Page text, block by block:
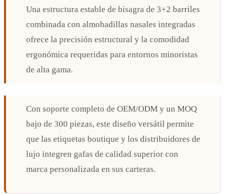
Una estructura estable de bisagra de 3+2 barriles
combinada con almohadillas nasales integradas
ofrece la precisión estructural y la comodidad
ergonómica requeridas para entornos minoristas
de alta gama.
Con soporte completo de OEM/ODM y un MOQ
bajo de 300 piezas, este diseño versátil permite
que las etiquetas boutique y los distribuidores de
lujo integren gafas de calidad superior con
marca personalizada en sus carteras.